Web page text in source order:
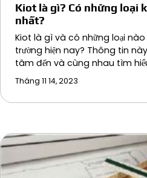
Kiot là gì? Có những loại
nhất?
Kiot là gì và có những loại
trường hiện nay? Thông tin
tâm đến và cùng nhau tìm
Tháng 11 14, 2023